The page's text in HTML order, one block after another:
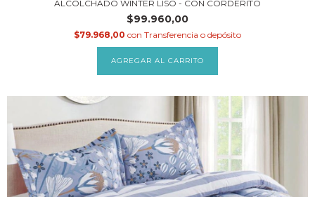
ALCOLCHADO WINTER LISO - CON CORDERITO
$99.960,00
$79.968,00 con Transferencia o depósito
AGREGAR AL CARRITO